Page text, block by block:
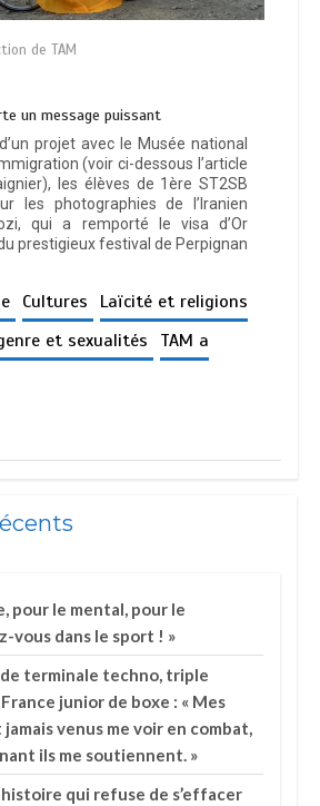
de TAM
un message puissant
projet avec le Musée national
(voir ci-dessous l’article
les élèves de 1ère ST2SB
les photographies de l’Iranien
qui a remporté le visa d’Or
prestigieux festival de Perpignan
Cultures
Laïcité et religions
et sexualités
TAM a
pour le mental, pour le
vous dans le sport ! »
de terminale techno, triple
junior de boxe : « Mes
venus me voir en combat,
ils me soutiennent. »
histoire qui refuse de s’effacer